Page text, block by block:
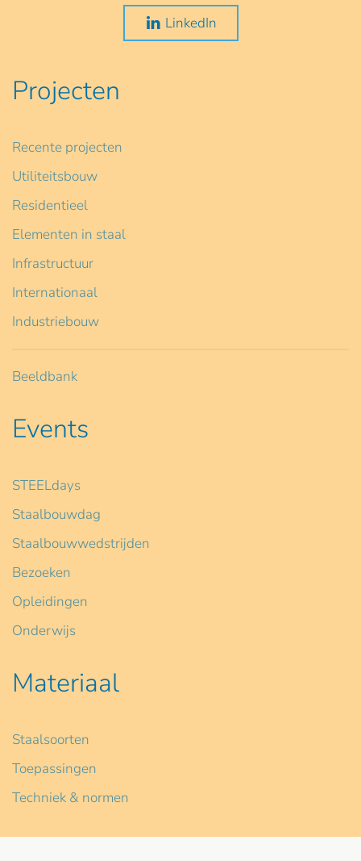
LinkedIn
Projecten
Recente projecten
Utiliteitsbouw
Residentieel
Elementen in staal
Infrastructuur
Internationaal
Industriebouw
Beeldbank
Events
STEELdays
Staalbouwdag
Staalbouwwedstrijden
Bezoeken
Opleidingen
Onderwijs
Materiaal
Staalsoorten
Toepassingen
Techniek & normen